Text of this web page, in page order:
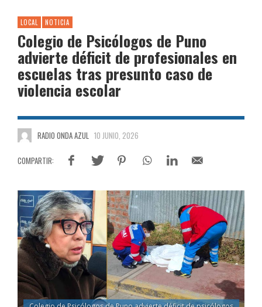
LOCAL NOTICIA
Colegio de Psicólogos de Puno
advierte déficit de profesionales en
escuelas tras presunto caso de
violencia escolar
RADIO ONDA AZUL 10 JUNIO, 2026